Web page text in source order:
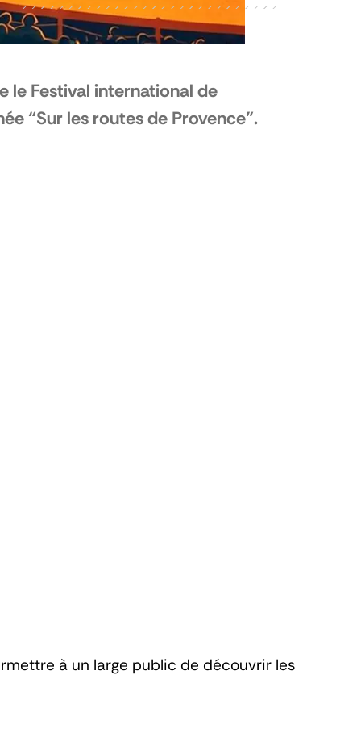
le Festival international de
“Sur les routes de Provence”.
à un large public de découvrir les